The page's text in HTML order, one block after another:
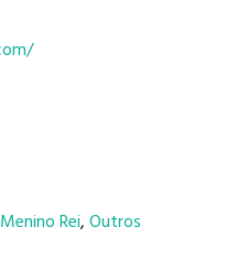
Rei,Outros